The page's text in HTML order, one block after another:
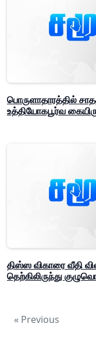
பொருளாதாரத்தில்
உத்தியோகபூர்வ
திஸ்ஸ விகாரை வீதி
தெற்கிலிருந்து
« Previous